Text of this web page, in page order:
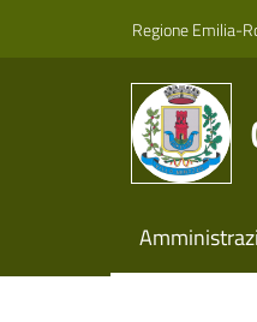
Regione Emilia-